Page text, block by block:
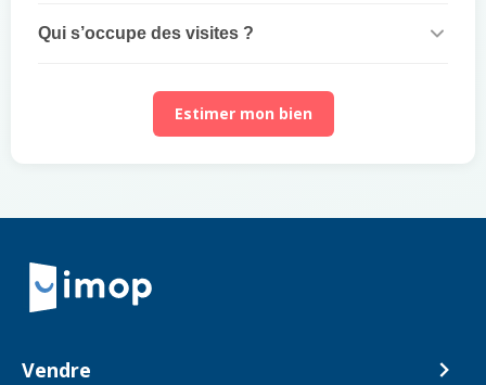
Qui s’occupe des visites ?
Estimer mon bien
Retour à la navigation principale
Vendre